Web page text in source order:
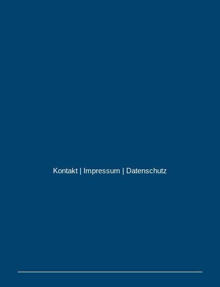
Kontakt | Impressum | Datenschutz